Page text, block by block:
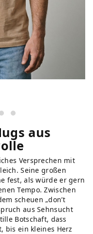
aus
Versprechen mit
Seine großen
fest, als würde er gern
Tempo. Zwischen
scheuen „don’t
aus Sehnsucht
Botschaft, dass
bis ein kleines Herz